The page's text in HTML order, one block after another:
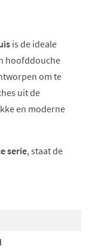
is de ideale
hoofddouche
om te
uit de
en moderne
serie, staat de
een slank
leveren op